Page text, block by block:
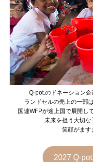
Q-pot.のドネーション企
ランドセルの売上の一部
国連WFPが途上国で展開し
未来を担う大切な
笑顔がます
2027 Q-